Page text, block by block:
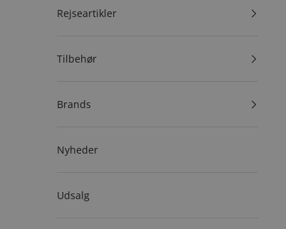
Rejseartikler
Tilbehør
Brands
Nyheder
Udsalg